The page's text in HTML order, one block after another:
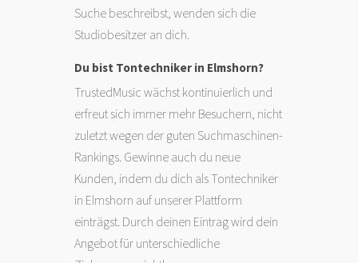
Suche beschreibst, wenden sich die
Studiobesitzer an dich.
Du bist Tontechniker in Elmshorn?
TrustedMusic wächst kontinuierlich und
erfreut sich immer mehr Besuchern, nicht
zuletzt wegen der guten Suchmaschinen-
Rankings. Gewinne auch du neue
Kunden, indem du dich als Tontechniker
in Elmshorn auf unserer Plattform
einträgst. Durch deinen Eintrag wird dein
Angebot für unterschiedliche